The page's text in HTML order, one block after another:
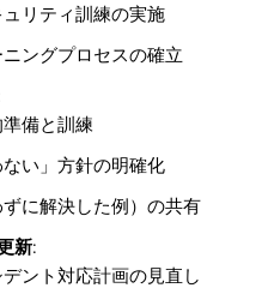
リティ訓練の実施
ングプロセスの確立
備と訓練
い」方針の明確化
に解決した例）の共有
新:
ント対応計画の見直し